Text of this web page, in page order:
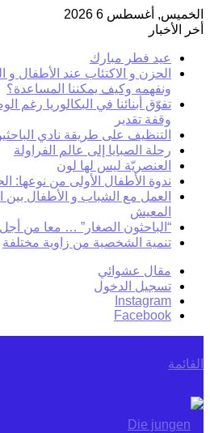
الخميس, أغسطس 6 2026
أخر الأخبار
عيد فطر مبارك
الحزن و الاكتئاب عند الأطفال و
ونفهمه وكيف يمكننا المساعدة؟
تفوّق أبنائنا في البكالوريا
وقفة تقدير
التنظيف على طريقة نادي
رحلة الصبايا إلى عالم الفراولة
العنصريّة ليس لها لون
ندوة الأطفال الأولى من نوعها:
العمل مع الشباب و الأطفال بين
المعيش
“الباحثون الصغار” … معا من
تنمية الشخصية من زاوية مختلفة
مقال عشوائي
تسجيل الدخول
Instagram
Facebook
القائمة